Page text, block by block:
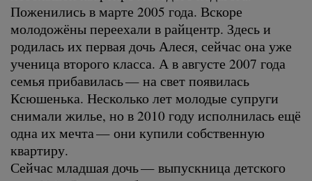
Поженились в марте 2005 года. Вскоре
молодожёны переехали в райцентр. Здесь и
родилась их первая дочь Алеся, сейчас она уже
ученица второго класса. А в августе 2007 года
семья прибавилась — на свет появилась
Ксюшенька. Несколько лет молодые супруги
снимали жилье, но в 2010 году исполнилась ещё
одна их мечта — они купили собственную
квартиру.
Сейчас младшая дочь — выпускница детского